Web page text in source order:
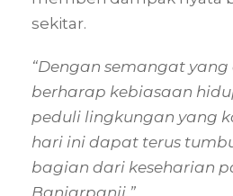
sekitar.
“Dengan semangat
berharap kebiasaan
peduli lingkungan yang
hari ini dapat terus
bagian dari keseharian